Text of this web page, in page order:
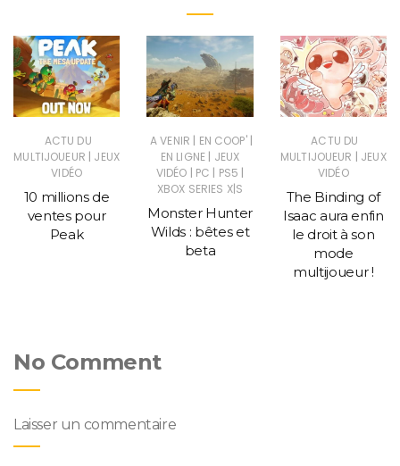
ACTU DU
MULTIJOUEUR | JEUX
VIDÉO
10 millions de
ventes pour
Peak
A VENIR | EN COOP' |
EN LIGNE | JEUX
VIDÉO | PC | PS5 |
XBOX SERIES X|S
Monster Hunter
Wilds : bêtes et
beta
ACTU DU
MULTIJOUEUR | JEUX
VIDÉO
The Binding of
Isaac aura enfin
le droit à son
mode
multijoueur !
No Comment
Laisser un commentaire